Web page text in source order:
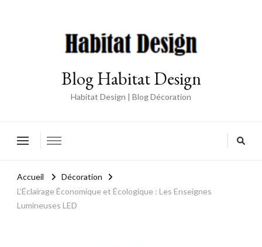
Blog Habitat Design
Habitat Design | Blog Décoration
Accueil
Décoration
L’Éclairage Économique et Écologique : Les Enseignes
Lumineuses LED